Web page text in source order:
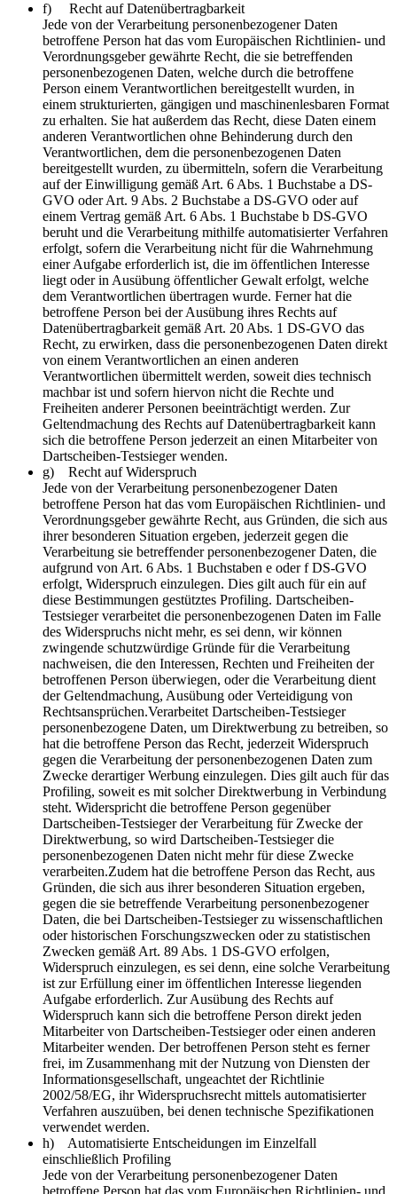
f) Recht auf Datenübertragbarkeit
Jede von der Verarbeitung personenbezogener Daten
betroffene Person hat das vom Europäischen Richtlinien- und
Verordnungsgeber gewährte Recht, die sie betreffenden
personenbezogenen Daten, welche durch die betroffene
Person einem Verantwortlichen bereitgestellt wurden, in
einem strukturierten, gängigen und maschinenlesbaren Format
zu erhalten. Sie hat außerdem das Recht, diese Daten einem
anderen Verantwortlichen ohne Behinderung durch den
Verantwortlichen, dem die personenbezogenen Daten
bereitgestellt wurden, zu übermitteln, sofern die Verarbeitung
auf der Einwilligung gemäß Art. 6 Abs. 1 Buchstabe a DS-
GVO oder Art. 9 Abs. 2 Buchstabe a DS-GVO oder auf
einem Vertrag gemäß Art. 6 Abs. 1 Buchstabe b DS-GVO
beruht und die Verarbeitung mithilfe automatisierter Verfahren
erfolgt, sofern die Verarbeitung nicht für die Wahrnehmung
einer Aufgabe erforderlich ist, die im öffentlichen Interesse
liegt oder in Ausübung öffentlicher Gewalt erfolgt, welche
dem Verantwortlichen übertragen wurde. Ferner hat die
betroffene Person bei der Ausübung ihres Rechts auf
Datenübertragbarkeit gemäß Art. 20 Abs. 1 DS-GVO das
Recht, zu erwirken, dass die personenbezogenen Daten direkt
von einem Verantwortlichen an einen anderen
Verantwortlichen übermittelt werden, soweit dies technisch
machbar ist und sofern hiervon nicht die Rechte und
Freiheiten anderer Personen beeinträchtigt werden. Zur
Geltendmachung des Rechts auf Datenübertragbarkeit kann
sich die betroffene Person jederzeit an einen Mitarbeiter von
Dartscheiben-Testsieger wenden.
g) Recht auf Widerspruch
Jede von der Verarbeitung personenbezogener Daten
betroffene Person hat das vom Europäischen Richtlinien- und
Verordnungsgeber gewährte Recht, aus Gründen, die sich aus
ihrer besonderen Situation ergeben, jederzeit gegen die
Verarbeitung sie betreffender personenbezogener Daten, die
aufgrund von Art. 6 Abs. 1 Buchstaben e oder f DS-GVO
erfolgt, Widerspruch einzulegen. Dies gilt auch für ein auf
diese Bestimmungen gestütztes Profiling. Dartscheiben-
Testsieger verarbeitet die personenbezogenen Daten im Falle
des Widerspruchs nicht mehr, es sei denn, wir können
zwingende schutzwürdige Gründe für die Verarbeitung
nachweisen, die den Interessen, Rechten und Freiheiten der
betroffenen Person überwiegen, oder die Verarbeitung dient
der Geltendmachung, Ausübung oder Verteidigung von
Rechtsansprüchen.Verarbeitet Dartscheiben-Testsieger
personenbezogene Daten, um Direktwerbung zu betreiben, so
hat die betroffene Person das Recht, jederzeit Widerspruch
gegen die Verarbeitung der personenbezogenen Daten zum
Zwecke derartiger Werbung einzulegen. Dies gilt auch für das
Profiling, soweit es mit solcher Direktwerbung in Verbindung
steht. Widerspricht die betroffene Person gegenüber
Dartscheiben-Testsieger der Verarbeitung für Zwecke der
Direktwerbung, so wird Dartscheiben-Testsieger die
personenbezogenen Daten nicht mehr für diese Zwecke
verarbeiten.Zudem hat die betroffene Person das Recht, aus
Gründen, die sich aus ihrer besonderen Situation ergeben,
gegen die sie betreffende Verarbeitung personenbezogener
Daten, die bei Dartscheiben-Testsieger zu wissenschaftlichen
oder historischen Forschungszwecken oder zu statistischen
Zwecken gemäß Art. 89 Abs. 1 DS-GVO erfolgen,
Widerspruch einzulegen, es sei denn, eine solche Verarbeitung
ist zur Erfüllung einer im öffentlichen Interesse liegenden
Aufgabe erforderlich. Zur Ausübung des Rechts auf
Widerspruch kann sich die betroffene Person direkt jeden
Mitarbeiter von Dartscheiben-Testsieger oder einen anderen
Mitarbeiter wenden. Der betroffenen Person steht es ferner
frei, im Zusammenhang mit der Nutzung von Diensten der
Informationsgesellschaft, ungeachtet der Richtlinie
2002/58/EG, ihr Widerspruchsrecht mittels automatisierter
Verfahren auszuüben, bei denen technische Spezifikationen
verwendet werden.
h) Automatisierte Entscheidungen im Einzelfall
einschließlich Profiling
Jede von der Verarbeitung personenbezogener Daten
betroffene Person hat das vom Europäischen Richtlinien- und